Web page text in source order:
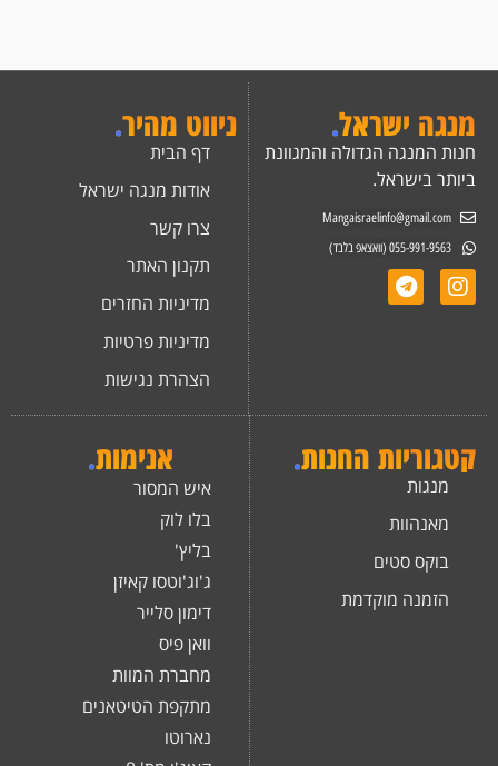
מנגה ישראל.
חנות המנגה הגדולה והמגוונת
ביותר בישראל.
Mangaisraelinfo@gmail.com
055-991-9563 (וואצאפ בלבד)
ניווט מהיר.
דף הבית
אודות מנגה ישראל
צרו קשר
תקנון האתר
מדיניות החזרים
מדיניות פרטיות
הצהרת נגישות
קטגוריות החנות.
מנגות
מאנהוות
בוקס סטים
הזמנה מוקדמת
אנימות.
איש המסור
בלו לוק
בליץ'
ג'וג'וטסו קאיזן
דימון סלייר
וואן פיס
מחברת המוות
מתקפת הטיטאנים
נארוטו